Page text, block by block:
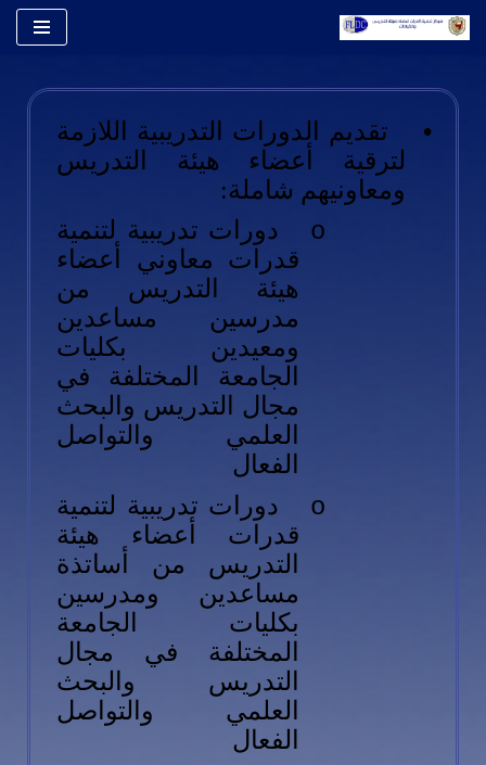
المحتوى
•
تقديم الدورات التدريبية اللازمة
لترقية أعضاء هيئة التدريس
ومعاونيهم شاملة:
o
دورات تدريبية لتنمية
قدرات معاوني أعضاء
هيئة التدريس من
مدرسين مساعدين
ومعيدين بكليات
الجامعة المختلفة في
مجال التدريس والبحث
العلمي والتواصل
الفعال
o
دورات تدريبية لتنمية
قدرات أعضاء هيئة
التدريس من أساتذة
مساعدين ومدرسين
بكليات الجامعة
المختلفة في مجال
التدريس والبحث
العلمي والتواصل
الفعال